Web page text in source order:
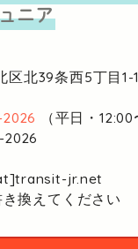
ニア
区北39条西5丁目1-1
（平日・12:00
2026
jr.net
換えてください